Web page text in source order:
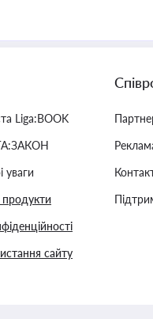
Liga:BOOK
уваги
продукти
сайту